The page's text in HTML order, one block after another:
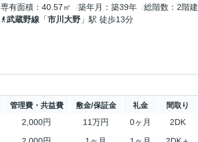
専有面積
40.57㎡ 築年月 築39年 総階数 2階建
武蔵野線 「市川大野 」駅 徒歩13分
管理費・共益費 敷金/保証金 礼金 間取り
2,000円 11万円 0ヶ月 2DK